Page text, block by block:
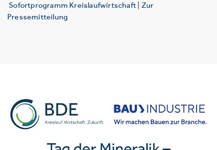
Sofortprogramm Kreislaufwirtschaft Zur
Pressemitteilung